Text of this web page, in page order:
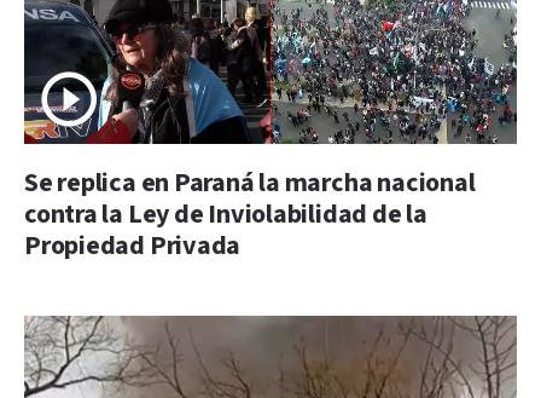
Se replica en Paraná la marcha nacional
contra la Ley de Inviolabilidad de la
Propiedad Privada